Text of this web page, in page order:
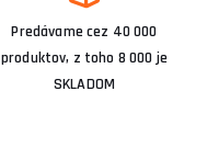
Predávame cez 40 000
produktov, z toho 8 000 je
SKLADOM